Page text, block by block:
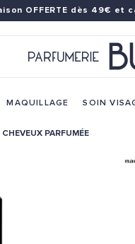
OFFERTE dès 49€ et
MAQUILLAGE SOIN
PARFUMÉE